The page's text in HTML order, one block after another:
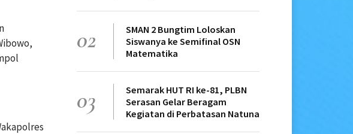
02
SMAN 2 Bungtim Loloskan
Siswanya ke Semifinal OSN
Matematika
03
Semarak HUT RI ke-81, PLBN
Serasan Gelar Beragam
Kegiatan di Perbatasan Natuna